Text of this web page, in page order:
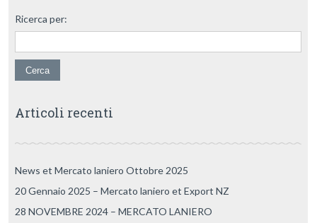
Ricerca per:
Articoli recenti
News et Mercato laniero Ottobre 2025
20 Gennaio 2025 – Mercato laniero et Export NZ
28 NOVEMBRE 2024 – MERCATO LANIERO